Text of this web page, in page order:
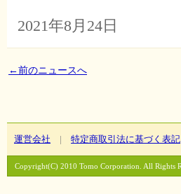
2021年8月24日
←前のニュースへ
運営会社 特定商取引法に基づく表記
Copyright(C) 2010 Tomo Corporation. All Rights